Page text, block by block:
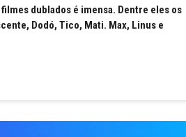
dublados é imensa. Dentre eles os
Dodó, Tico, Mati. Max, Linus e